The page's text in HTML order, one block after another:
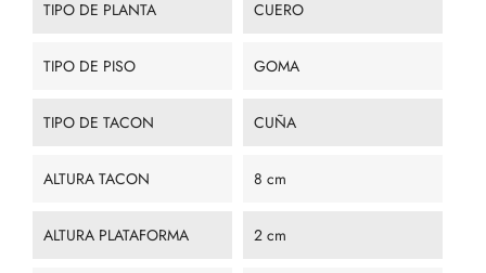
TIPO DE PLANTA CUERO
TIPO DE PISO GOMA
TIPO DE TACON CUÑA
ALTURA TACON 8 cm
ALTURA PLATAFORMA 2 cm